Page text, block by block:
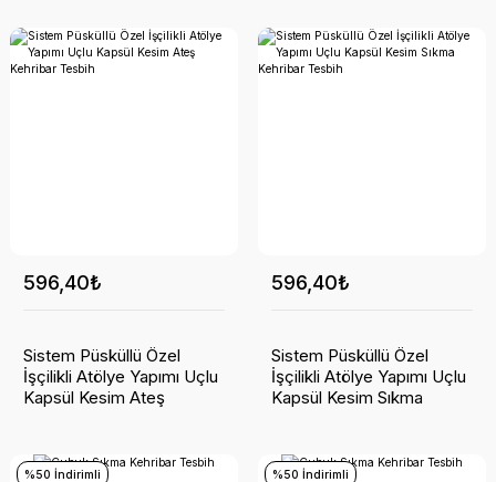
596,40₺
Sistem Püsküllü Özel
İşçilikli Atölye Yapımı Uçlu
Kapsül Kesim Ateş
596,40₺
Sistem Püsküllü Özel
İşçilikli Atölye Yapımı Uçlu
Kapsül Kesim Sıkma
%50 İndirimli %50 İndirimli